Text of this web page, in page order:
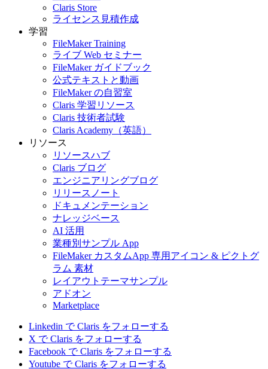
Claris Store
ライセンス見積作成
学習
FileMaker Training
ライブ Web セミナー
FileMaker ガイドブック
公式テキストと動画
FileMaker の自習室
Claris 学習リソース
Claris 技術者試験
Claris Academy（英語）
リソース
リソースハブ
Claris ブログ
エンジニアリングブログ
リリースノート
ドキュメンテーション
ナレッジベース
AI 活用
業種別サンプル App
FileMaker カスタムApp 専用アイコン & ピクトグ
ラム 素材
レイアウトテーマサンプル
アドオン
Marketplace
Linkedin で Claris をフォローする
X で Claris をフォローする
Facebook で Claris をフォローする
Youtube で Claris をフォローする